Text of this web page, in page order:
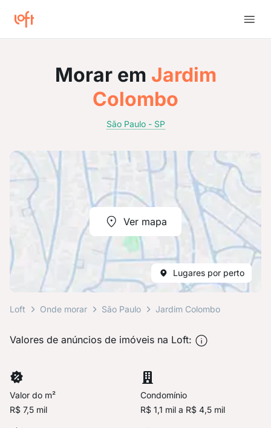
Morar em Jardim
Colombo
São Paulo - SP
Ver mapa
Lugares por perto
Loft Onde morar São Paulo Jardim Colombo
Valores de anúncios de imóveis na Loft:
Valor do m²
R$ 7,5 mil
Condomínio
R$ 1,1 mil a R$ 4,5 mil